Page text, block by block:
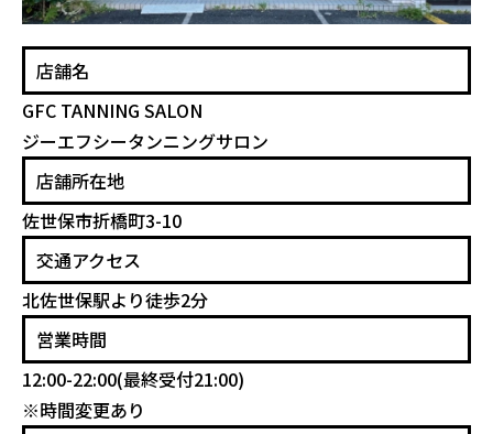
店舗名
GFC TANNING SALON
ジーエフシータンニングサロン
店舗所在地
佐世保市折橋町3-10
交通アクセス
北佐世保駅より徒歩2分
営業時間
12:00-22:00(最終受付21:00)
※時間変更あり